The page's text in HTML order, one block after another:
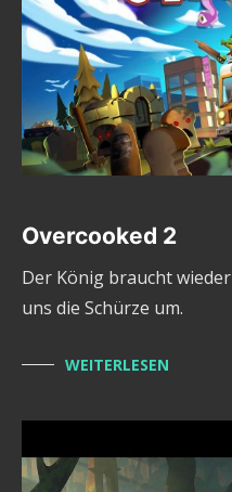
Overcooked 2
Der König braucht
uns die Schürze um.
WEITERLESEN